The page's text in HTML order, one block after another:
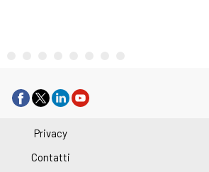
Privacy
Contatti